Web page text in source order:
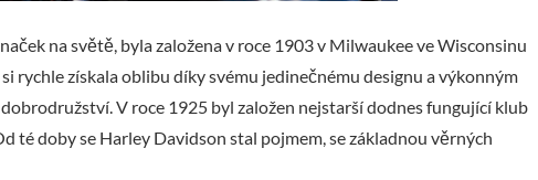
na světě, byla založena v roce 1903 v Milwaukee ve Wisconsinu
rychle získala oblibu díky svému jedinečnému designu a výkonným
V roce 1925 byl založen nejstarší dodnes fungující klub
doby se Harley Davidson stal pojmem, se základnou věrných